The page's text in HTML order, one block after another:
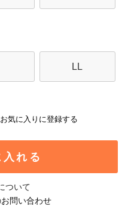
LL
お気に入りに登録する
れる
ついて
問い合わせ